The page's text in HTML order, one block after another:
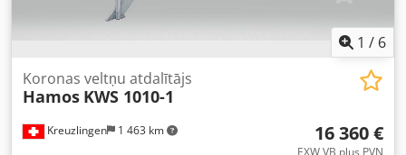
1 / 6
Kreuzlingen 1 463 km
Koronas veltņu atdalītājs
Hamos KWS 1010-1
16 360 €
EXW VB plus PVN